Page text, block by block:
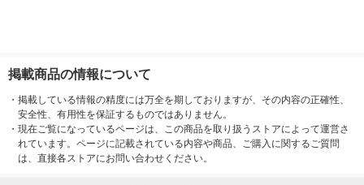
掲載商品の情報について
・ 掲載している情報の精度には万全を期しておりますが、その内容の正確性、
安全性、有用性を保証するものではありません。
・ 現在ご覧になっているページは、この商品を取り扱うストアによって運営さ
れています。ページに記載されている内容や商品、ご購入に関するご質問
は、直接各ストアにお問い合わせください。